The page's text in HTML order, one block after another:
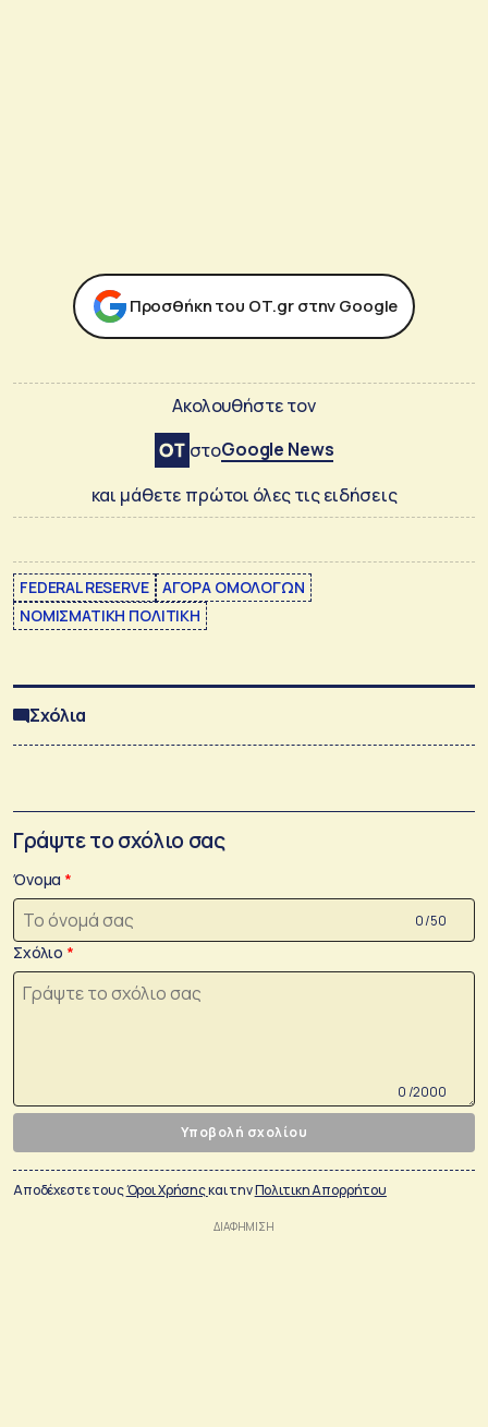
Προσθήκη του ΟΤ.gr στην Google
Ακολουθήστε τον
στοGoogle News
και μάθετε πρώτοι όλες τις ειδήσεις
FEDERAL RESERVE
ΑΓΟΡΑ ΟΜΟΛΟΓΩΝ
ΝΟΜΙΣΜΑΤΙΚΗ ΠΟΛΙΤΙΚΗ
Σχόλια
Γράψτε το σχόλιο σας
Όνομα
0 /50
Σχόλιο
0 /2000
Υποβολή σχολίου
Αποδέχεστε τουςΌροι Χρήσηςκαι τηνΠολιτικη Απορρήτου